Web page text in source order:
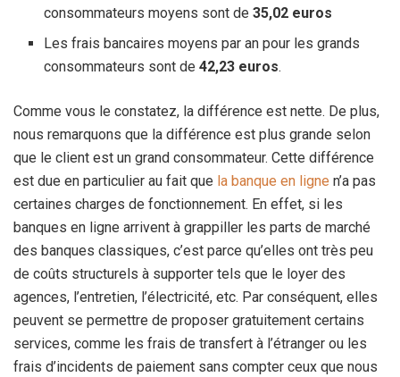
consommateurs moyens sont de35,02 euros
Les frais bancaires moyens par an pour les grands
consommateurs sont de42,23 euros.
Comme vous le constatez, la différence est nette. De plus,
nous remarquons que la différence est plus grande selon
que le client est un grand consommateur. Cette différence
est due en particulier au fait que la banque en ligne n’a pas
certaines charges de fonctionnement. En effet, si les
banques en ligne arrivent à grappiller les parts de marché
des banques classiques, c’est parce qu’elles ont très peu
de coûts structurels à supporter tels que le loyer des
agences, l’entretien, l’électricité, etc. Par conséquent, elles
peuvent se permettre de proposer gratuitement certains
services, comme les frais de transfert à l’étranger ou les
frais d’incidents de paiement sans compter ceux que nous